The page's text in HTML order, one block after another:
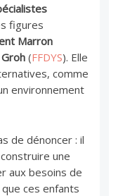
figures
Marron
(FFDYS). Elle
comme
environnement
de dénoncer : il
une
aux besoins de
que ces enfants